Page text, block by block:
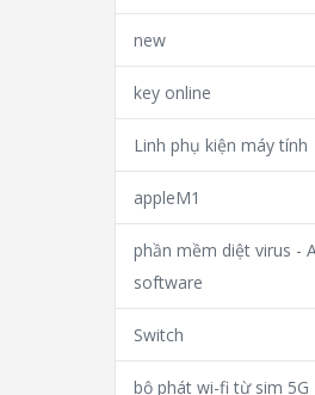
new
key online
Linh phụ kiện máy tính
appleM1
phần mềm diệt virus -
software
Switch
bộ phát wi-fi từ sim 5G